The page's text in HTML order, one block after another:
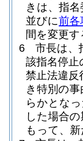
きは、指
並びに前各
間を変更
6
市長は、
該指名停
禁止法違
き特別の
らかとな
した場合
もって、